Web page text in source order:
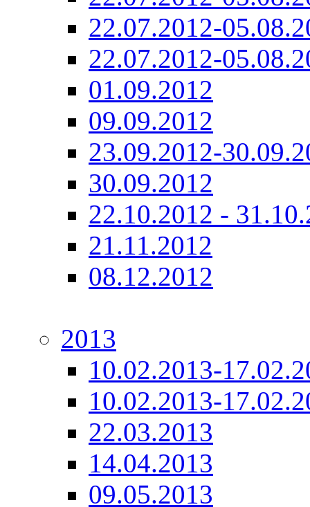
22.07.2012-
22.07.2012-
01.09.2012
09.09.2012
23.09.2012-
30.09.2012
22.10.2012 -
21.11.2012
08.12.2012
2013
10.02.2013-
10.02.2013-
22.03.2013
14.04.2013
09.05.2013